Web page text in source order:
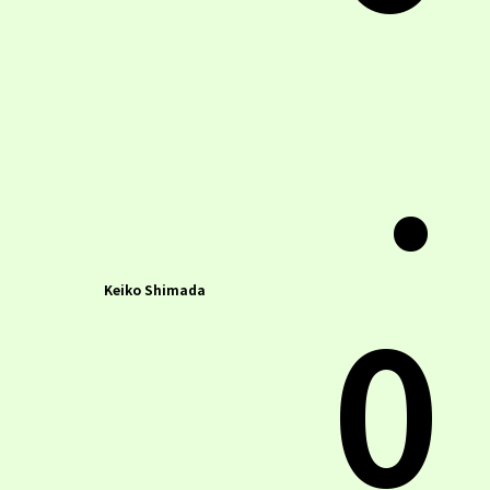
Keiko Shimada
.
0